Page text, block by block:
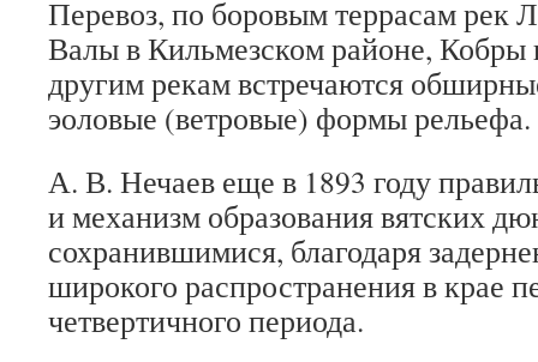
Перевоз, по боровым террасам рек
Валы в Кильмезском районе, Кобры
другим рекам встречаются
эоловые (ветровые) формы рельефа.
А. В. Нечаев еще в 1893 году
и механизм образования вятских
сохранившимися, благодаря
широкого распространения в крае
четвертичного периода.